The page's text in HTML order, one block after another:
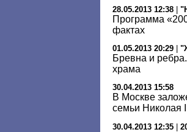
28.05.2013 12:38 |
Программа
фактах
01.05.2013 20:29
Бревна и
храма
30.04.2013 15:58
В Москве
семьи Николая
30.04.2013 12:35 |